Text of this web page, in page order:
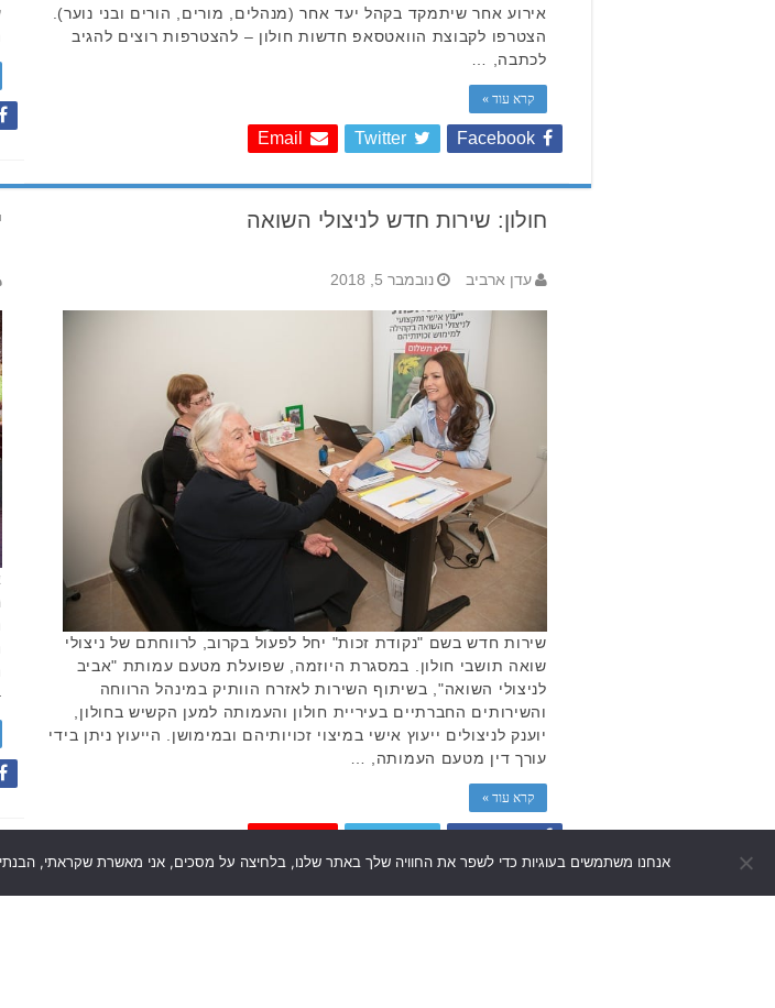
אירוע אחר שיתמקד בקהל יעד אחר (מנהלים, מורים, הורים ובני נוער).
הצטרפו לקבוצת הוואטסאפ חדשות חולון – להצטרפות רוצים להגיב
לכתבה, …
קרא עוד »
Facebook
Twitter
Email
חולון: שירות חדש לניצולי השואה
עדן ארביב נובמבר 5, 2018
שירות חדש בשם "נקודת זכות" יחל לפעול בקרוב, לרווחתם של ניצולי
שואה תושבי חולון. במסגרת היוזמה, שפועלת מטעם עמותת "אביב
לניצולי השואה", בשיתוף השירות לאזרח הוותיק במינהל הרווחה
והשירותים החברתיים בעיריית חולון והעמותה למען הקשיש בחולון,
יוענק לניצולים ייעוץ אישי במיצוי זכויותיהם ובמימושן. הייעוץ ניתן בידי
עורך דין מטעם העמותה, …
קרא עוד »
First
אנחנו משתמשים בעוגיות כדי לשפר את החוויה שלך באתר שלנו, בלחיצה על מסכים, אני מאשרת שקראתי,